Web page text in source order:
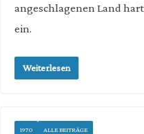
angeschlagenen Land
ein.
Weiterlesen
1970 ALLE BEITRÄGE